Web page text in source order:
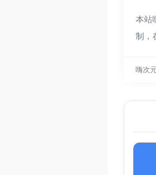
本站
制，
嗨次